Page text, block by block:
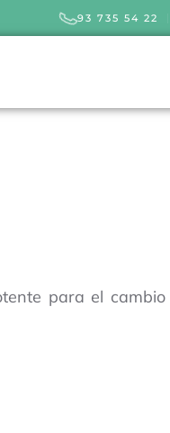
93 735 54 22
para el